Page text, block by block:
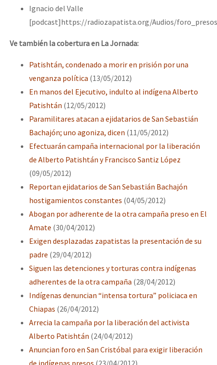
Ignacio del Valle
[podcast]https://radiozapatista.org/Audios/
Ve también la cobertura en La Jornada:
Patishtán, condenado a morir en prisión por una
venganza política (13/05/2012)
En manos del Ejecutivo, indulto al indígena Alberto
Patishtán (12/05/2012)
Paramilitares atacan a ejidatarios de San Sebastián
Bachajón; uno agoniza, dicen (11/05/2012)
Efectuarán campaña internacional por la liberación
de Alberto Patishtán y Francisco Santiz López
(09/05/2012)
Reportan ejidatarios de San Sebastián Bachajón
hostigamientos constantes (04/05/2012)
Abogan por adherente de la otra campaña preso en El
Amate (30/04/2012)
Exigen desplazadas zapatistas la presentación de su
padre (29/04/2012)
Siguen las detenciones y torturas contra indígenas
adherentes de la otra campaña (28/04/2012)
Indígenas denuncian “intensa tortura” policiaca en
Chiapas (26/04/2012)
Arrecia la campaña por la liberación del activista
Alberto Patishtán (24/04/2012)
Anuncian foro en San Cristóbal para exigir liberación
de indígenas presos (23/04/2012)